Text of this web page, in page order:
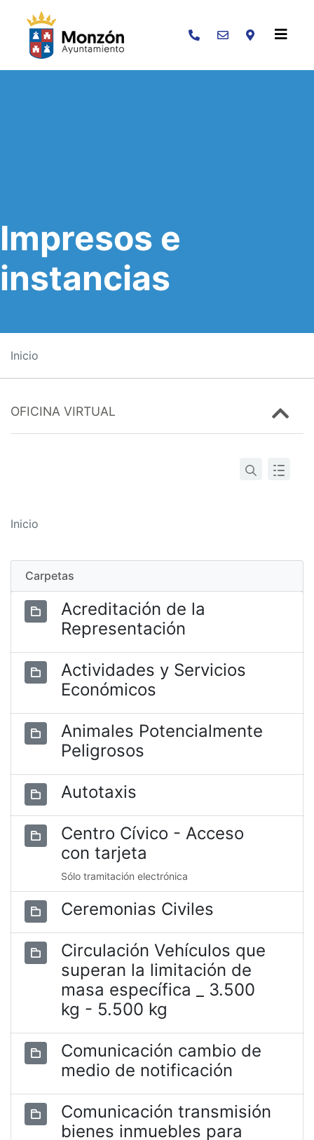
Buscar
Impresos e
instancias
Inicio
OFICINA VIRTUAL
Inicio
Carpetas
Acreditación de la
Representación
Actividades y Servicios
Económicos
Animales Potencialmente
Peligrosos
Autotaxis
Centro Cívico - Acceso
con tarjeta
Sólo tramitación electrónica
Ceremonias Civiles
Circulación Vehículos que
superan la limitación de
masa específica _ 3.500
kg - 5.500 kg
Comunicación cambio de
medio de notificación
Comunicación transmisión
bienes inmuebles para